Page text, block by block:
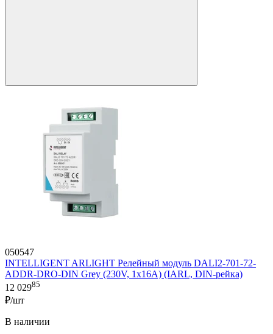
050547
INTELLIGENT ARLIGHT Релейный модуль DALI2-701-72-
ADDR-DRO-DIN Grey (230V, 1x16A) (IARL, DIN-рейка)
12 02985
₽/шт
В наличии